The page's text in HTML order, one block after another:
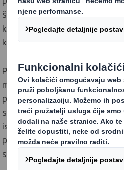
široka opskrbna mreža tvornica
kupcima diljem svijeta
kvalitetu i uslugu.
Posvećenost kvaliteti je u
modela. Stalno inoviramo
papirnatih vlakana. To nam
standarde koje naši kupci
istovremeno pronalazimo još
proizvodnje papira potrebnih
se brzo razvija.